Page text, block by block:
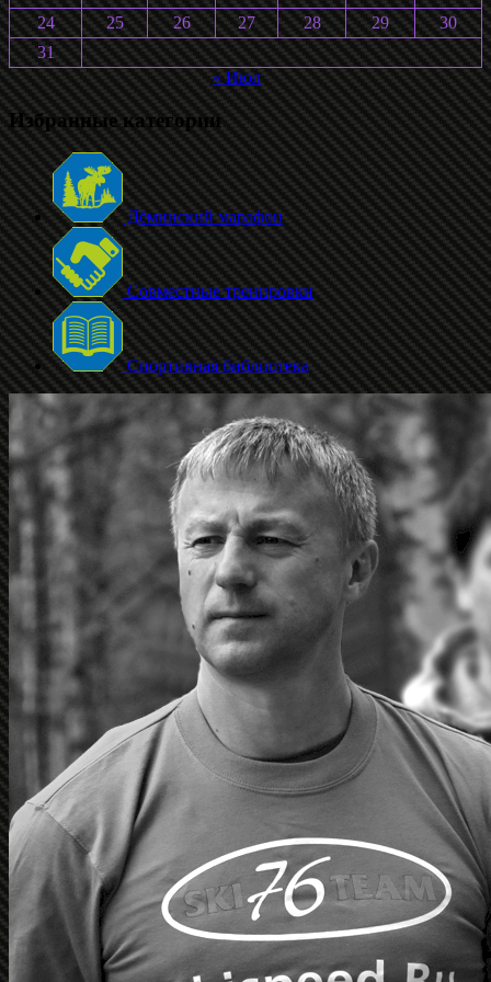
24
25 26 27 28 29
30
31
« Июл
Избранные категории
Дёминский марафон
Совместные тренировки
Спортивная библиотека